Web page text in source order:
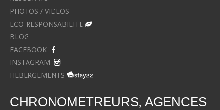
PHOTOS / VIDEOS
ECO-RESPONSABILITE
BLOG
FACEBOOK
INSTAGRAM
HEBERGEMENTS
CHRONOMETREURS, AGENCES